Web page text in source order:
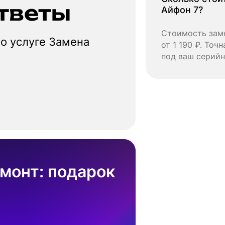
услуге Замена
подарок
Айфон 7?
Стоимость
от 1 190 ₽.
под ваш